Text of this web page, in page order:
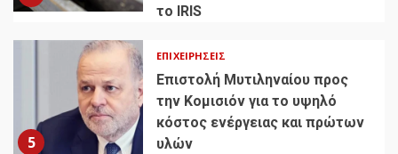
το IRIS
5
ΕΠΙΧΕΙΡΉΣΕΙΣ
Επιστολή Μυτιληναίου προς
την Κομισιόν για το υψηλό
κόστος ενέργειας και πρώτων
υλών